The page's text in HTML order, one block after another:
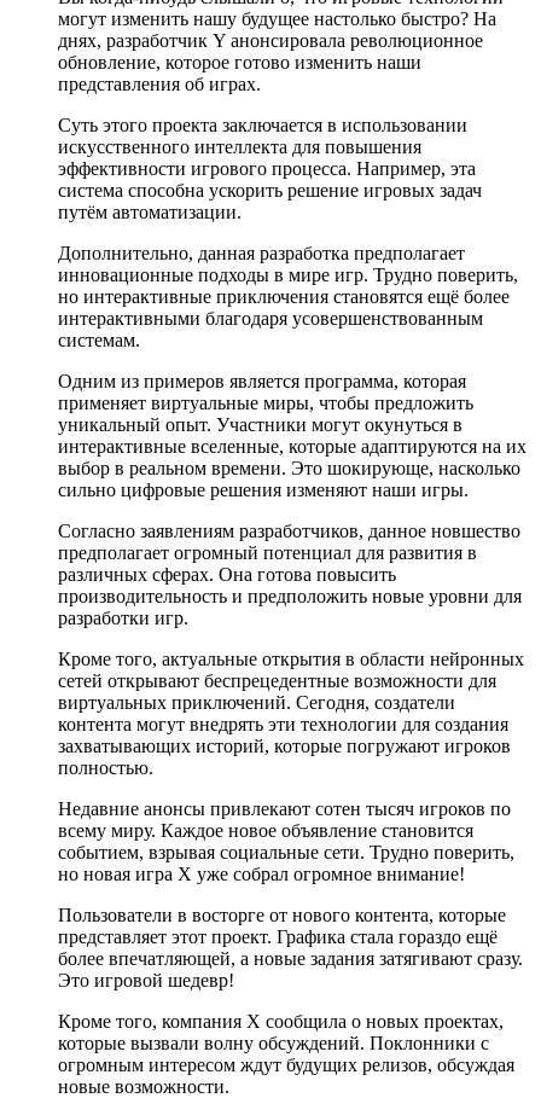
могут изменить нашу будущее настолько быстро? На
днях, разработчик Y анонсировала революционное
обновление, которое готово изменить наши
представления об играх.
Суть этого проекта заключается в использовании
искусственного интеллекта для повышения
эффективности игрового процесса. Например, эта
система способна ускорить решение игровых задач
путём автоматизации.
Дополнительно, данная разработка предполагает
инновационные подходы в мире игр. Трудно поверить,
но интерактивные приключения становятся ещё более
интерактивными благодаря усовершенствованным
системам.
Одним из примеров является программа, которая
применяет виртуальные миры, чтобы предложить
уникальный опыт. Участники могут окунуться в
интерактивные вселенные, которые адаптируются на их
выбор в реальном времени. Это шокирующе, насколько
сильно цифровые решения изменяют наши игры.
Согласно заявлениям разработчиков, данное новшество
предполагает огромный потенциал для развития в
различных сферах. Она готова повысить
производительность и предположить новые уровни для
разработки игр.
Кроме того, актуальные открытия в области нейронных
сетей открывают беспрецедентные возможности для
виртуальных приключений. Сегодня, создатели
контента могут внедрять эти технологии для создания
захватывающих историй, которые погружают игроков
полностью.
Недавние анонсы привлекают сотен тысяч игроков по
всему миру. Каждое новое объявление становится
событием, взрывая социальные сети. Трудно поверить,
но новая игра X уже собрал огромное внимание!
Пользователи в восторге от нового контента, которые
представляет этот проект. Графика стала гораздо ещё
более впечатляющей, а новые задания затягивают сразу.
Это игровой шедевр!
Кроме того, компания X сообщила о новых проектах,
которые вызвали волну обсуждений. Поклонники с
огромным интересом ждут будущих релизов, обсуждая
новые возможности.